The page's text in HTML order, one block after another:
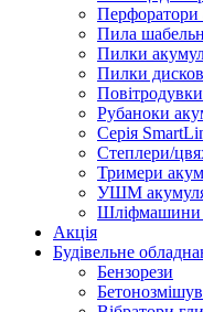
Перфоратори
Пила
Пилки
Пилки
Рубаноки
Серія
Степлери/
Тримери
УШМ
Шліфмашини
Акція
Будівельне
Бензорези